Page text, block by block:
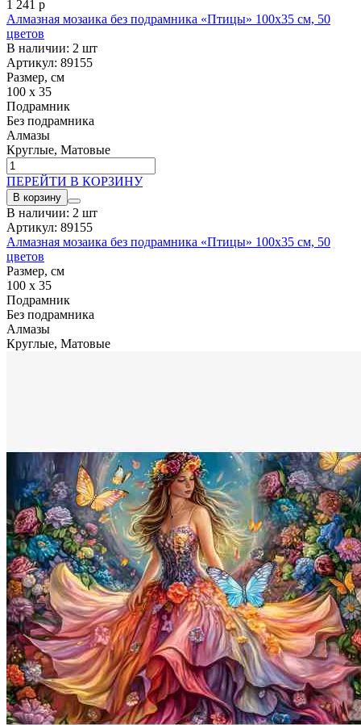
1 241 р
Алмазная мозаика без подрамника «Птицы» 100x35 см, 50
цветов
В наличии: 2 шт
Артикул: 89155
Размер, см
100 x 35
Подрамник
Без подрамника
Алмазы
Круглые, Матовые
ПЕРЕЙТИ В КОРЗИНУ
В корзину
В наличии: 2 шт
Артикул: 89155
Алмазная мозаика без подрамника «Птицы» 100x35 см, 50
цветов
Размер, см
100 x 35
Подрамник
Без подрамника
Алмазы
Круглые, Матовые